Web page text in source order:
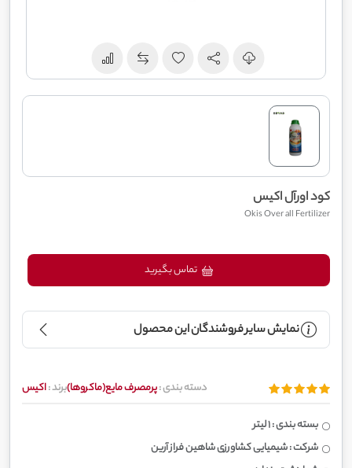
کود اورآل اکیس
Okis Over all Fertilizer
نمایش سایر فروشندگان این محصول
دسته بندی :پرمصرف مایع(ماکروها)برند :اکیس
بسته بندی : 1 لیتر
شرکت : شیمیایی کشاورزی شاهین فراز آرین